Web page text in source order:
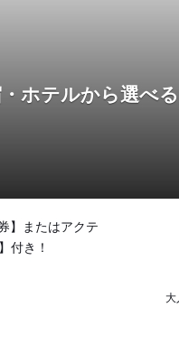
ホテルから選べる
】またはアクテ
付き！
大